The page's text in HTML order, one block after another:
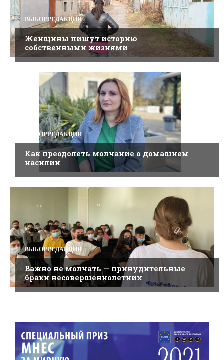
ВЫБОР РЕДАКЦИИ
Женщины пишут историю
собственными жизнями
ВЫБОР РЕДАКЦИИ
Как преодолеть молчание о домашнем
насилии
ВЫБОР РЕДАКЦИИ
Важно не молчать — принудительные
браки несовершеннолетних